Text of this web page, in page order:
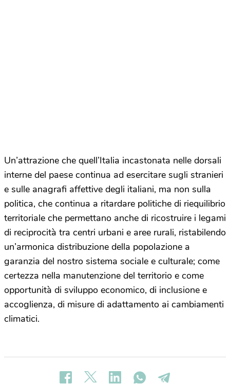
Un’attrazione che quell’Italia incastonata nelle dorsali
interne del paese continua ad esercitare sugli stranieri
e sulle anagrafi affettive degli italiani, ma non sulla
politica, che continua a ritardare politiche di riequilibrio
territoriale che permettano anche di ricostruire i legami
di reciprocità tra centri urbani e aree rurali, ristabilendo
un’armonica distribuzione della popolazione a
garanzia del nostro sistema sociale e culturale; come
certezza nella manutenzione del territorio e come
opportunità di sviluppo economico, di inclusione e
accoglienza, di misure di adattamento ai cambiamenti
climatici.